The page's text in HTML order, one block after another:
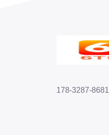
178-3287-8681